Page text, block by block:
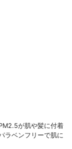
が肌や髪に付着
ラベンフリーで肌に